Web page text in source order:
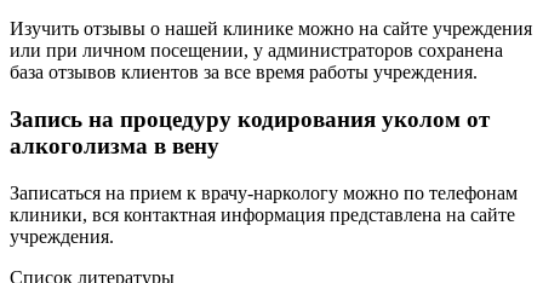
Изучить отзывы о нашей клинике можно на сайте учреждения
или при личном посещении, у администраторов сохранена
база отзывов клиентов за все время работы учреждения.
Запись на процедуру кодирования уколом от
алкоголизма в вену
Записаться на прием к врачу-наркологу можно по телефонам
клиники, вся контактная информация представлена на сайте
учреждения.
Список литературы